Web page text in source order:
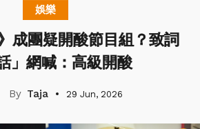
娛樂
成團疑開酸節目組？致詞
話」網喊：高級開酸
Taja 29 Jun, 2026